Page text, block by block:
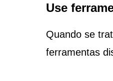
Use
Quando se
ferramentas